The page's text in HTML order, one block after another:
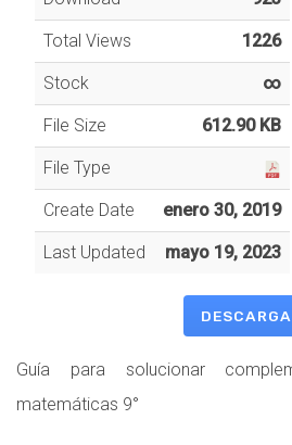
Total Views 1226
Stock ∞
File Size 612.90 KB
File Type
Create Date enero 30, 2019
Last Updated mayo 19, 2023
Guía para solucionar
matemáticas 9°